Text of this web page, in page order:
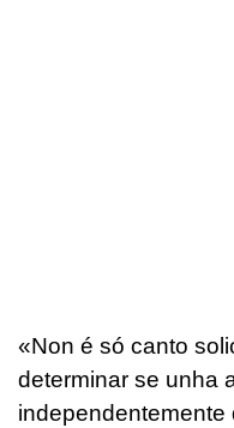
«Non é só canto
determinar se unha